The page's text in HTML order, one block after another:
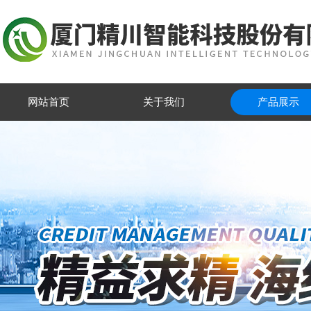
网站首页 关于我们 产品展示